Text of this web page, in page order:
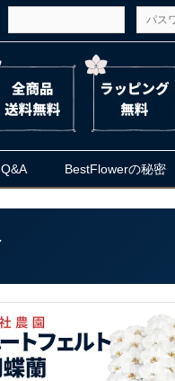
Q&A BestFlowerの秘密